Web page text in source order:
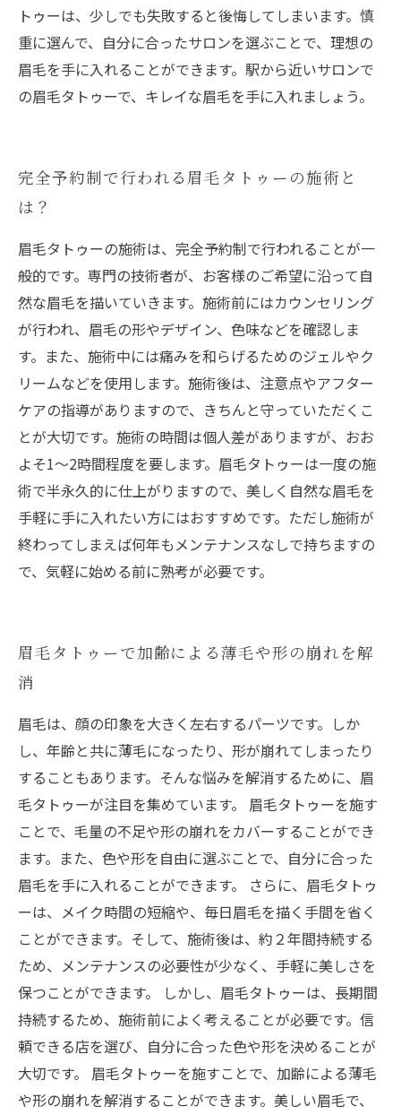
トゥーは、少しでも失敗すると後悔してしまいます。慎
重に選んで、自分に合ったサロンを選ぶことで、理想の
眉毛を手に入れることができます。駅から近いサロンで
の眉毛タトゥーで、キレイな眉毛を手に入れましょう。
完全予約制で行われる眉毛タトゥーの施術と
は？
眉毛タトゥーの施術は、完全予約制で行われることが一
般的です。専門の技術者が、お客様のご希望に沿って自
然な眉毛を描いていきます。施術前にはカウンセリング
が行われ、眉毛の形やデザイン、色味などを確認しま
す。また、施術中には痛みを和らげるためのジェルやク
リームなどを使用します。施術後は、注意点やアフター
ケアの指導がありますので、きちんと守っていただくこ
とが大切です。施術の時間は個人差がありますが、おお
よそ1～2時間程度を要します。眉毛タトゥーは一度の施
術で半永久的に仕上がりますので、美しく自然な眉毛を
手軽に手に入れたい方にはおすすめです。ただし施術が
終わってしまえば何年もメンテナンスなしで持ちますの
で、気軽に始める前に熟考が必要です。
眉毛タトゥーで加齢による薄毛や形の崩れを解
消
眉毛は、顔の印象を大きく左右するパーツです。しか
し、年齢と共に薄毛になったり、形が崩れてしまったり
することもあります。そんな悩みを解消するために、眉
毛タトゥーが注目を集めています。 眉毛タトゥーを施す
ことで、毛量の不足や形の崩れをカバーすることができ
ます。また、色や形を自由に選ぶことで、自分に合った
眉毛を手に入れることができます。 さらに、眉毛タトゥ
ーは、メイク時間の短縮や、毎日眉毛を描く手間を省く
ことができます。そして、施術後は、約２年間持続する
ため、メンテナンスの必要性が少なく、手軽に美しさを
保つことができます。 しかし、眉毛タトゥーは、長期間
持続するため、施術前によく考えることが必要です。信
頼できる店を選び、自分に合った色や形を決めることが
大切です。 眉毛タトゥーを施すことで、加齢による薄毛
や形の崩れを解消することができます。美しい眉毛で、